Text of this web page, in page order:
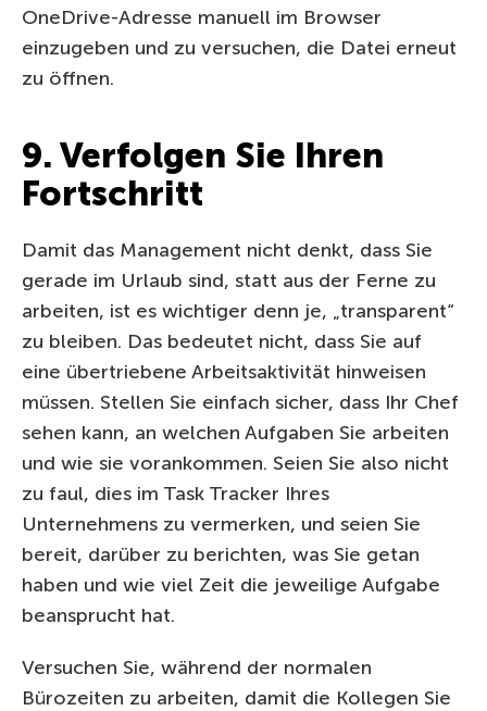
OneDrive-Adresse manuell im Browser
einzugeben und zu versuchen, die Datei erneut
zu öffnen.
9. Verfolgen Sie Ihren
Fortschritt
Damit das Management nicht denkt, dass Sie
gerade im Urlaub sind, statt aus der Ferne zu
arbeiten, ist es wichtiger denn je, „transparent“
zu bleiben. Das bedeutet nicht, dass Sie auf
eine übertriebene Arbeitsaktivität hinweisen
müssen. Stellen Sie einfach sicher, dass Ihr Chef
sehen kann, an welchen Aufgaben Sie arbeiten
und wie sie vorankommen. Seien Sie also nicht
zu faul, dies im Task Tracker Ihres
Unternehmens zu vermerken, und seien Sie
bereit, darüber zu berichten, was Sie getan
haben und wie viel Zeit die jeweilige Aufgabe
beansprucht hat.
Versuchen Sie, während der normalen
Bürozeiten zu arbeiten, damit die Kollegen Sie